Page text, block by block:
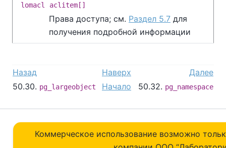
lomacl aclitem[]
Права доступа; см. Раздел 5.7 для
получения подробной информации
Назад Наверх
Далее
50.30. pg_largeobject Начало 50.32. pg_namespace
Коммерческое использование возможно